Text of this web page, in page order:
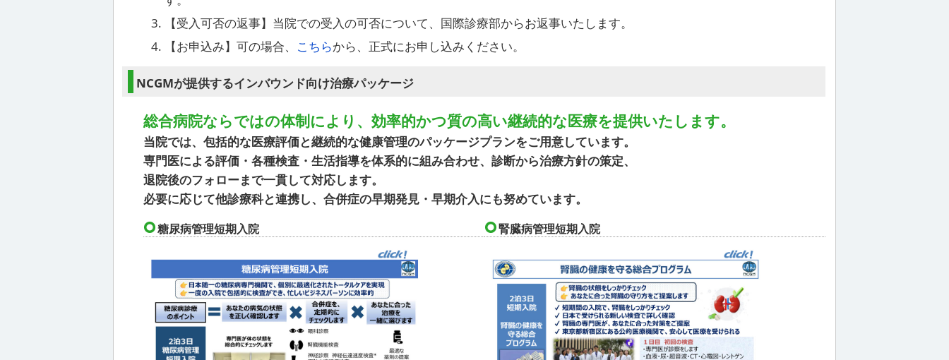
【受入可否の返事】当院での受入の可否について、国際診療部からお返事いたします。
【お申込み】可の場合、 こちらから、正式にお申し込みください。
NCGMが提供するインバウンド向け治療パッケージ
総合病院ならではの体制により、効率的かつ質の高い継続的な医療を提供いたします。
当院では、包括的な医療評価と継続的な健康管理のパッケージプランをご用意しています。
専門医による評価・各種検査・生活指導を体系的に組み合わせ、診断から治療方針の策定、
退院後のフォローまで一貫して対応します。
必要に応じて他診療科と連携し、合併症の早期発見・早期介入にも努めています。
糖尿病管理短期入院
腎臓病管理短期入院